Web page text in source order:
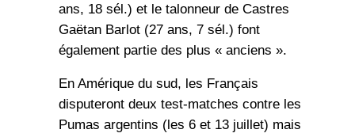
ans, 18 sél.) et le talonneur de Castres
Gaëtan Barlot (27 ans, 7 sél.) font
également partie des plus « anciens ».
En Amérique du sud, les Français
disputeront deux test-matches contre les
Pumas argentins (les 6 et 13 juillet) mais